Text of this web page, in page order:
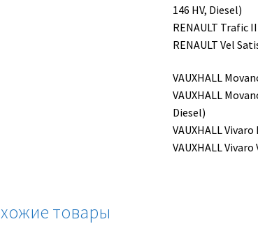
146 HV, Diesel)
RENAULT Trafic
RENAULT Vel
VAUXHALL
VAUXHALL
Diesel)
VAUXHALL
VAUXHALL
товары